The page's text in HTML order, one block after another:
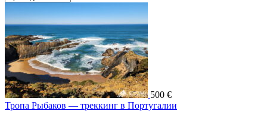
500 €
Тропа Рыбаков — треккинг в Португалии